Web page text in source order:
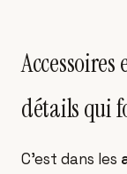
détails qui
C'est dans les